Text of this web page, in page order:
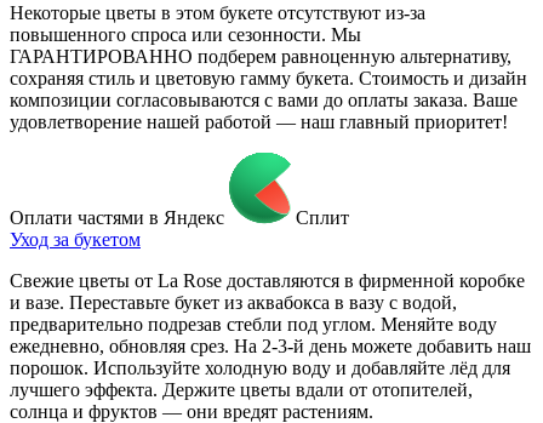
Некоторые цветы в этом букете отсутствуют из-за
повышенного спроса или сезонности. Мы
ГАРАНТИРОВАННО подберем равноценную альтернативу,
сохраняя стиль и цветовую гамму букета. Стоимость и дизайн
композиции согласовываются с вами до оплаты заказа. Ваше
удовлетворение нашей работой — наш главный приоритет!
Оплати частями в Яндекс
Сплит
Уход за букетом
Свежие цветы от La Rose доставляются в фирменной коробке
и вазе. Переставьте букет из аквабокса в вазу с водой,
предварительно подрезав стебли под углом. Меняйте воду
ежедневно, обновляя срез. На 2-3-й день можете добавить наш
порошок. Используйте холодную воду и добавляйте лёд для
лучшего эффекта. Держите цветы вдали от отопителей,
солнца и фруктов — они вредят растениям.